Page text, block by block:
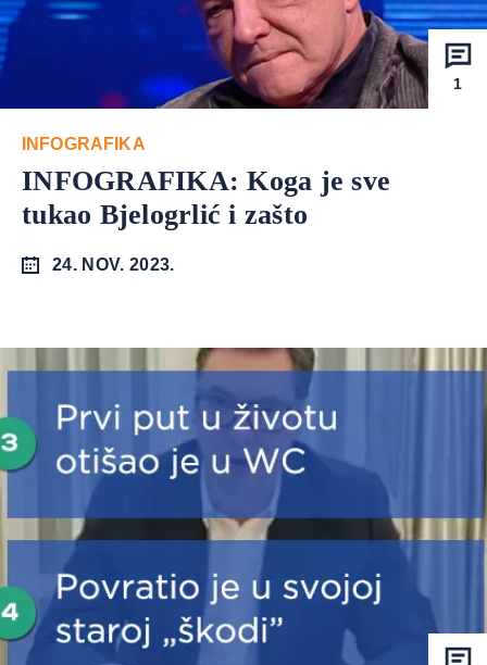
1
INFOGRAFIKA
INFOGRAFIKA: Koga je sve
tukao Bjelogrlić i zašto
24. NOV. 2023.